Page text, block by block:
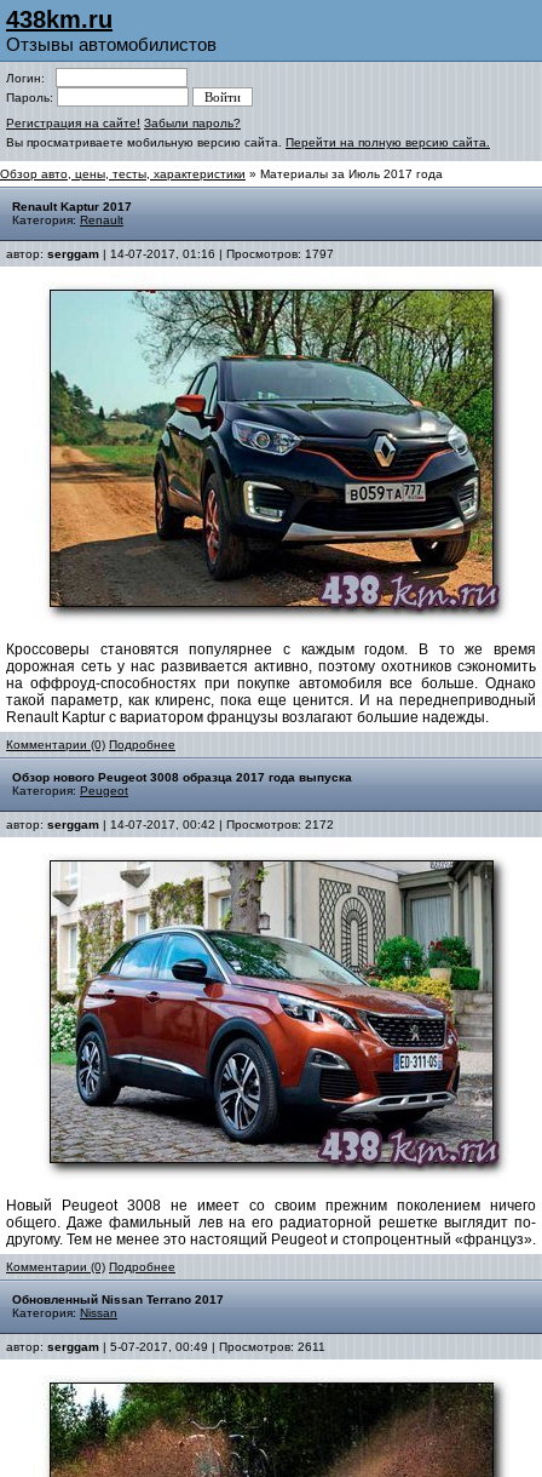
438km.ru
Отзывы автомобилистов
Логин:
Пароль:
Регистрация на сайте! Забыли пароль?
Вы просматриваете мобильную версию сайта. Перейти на полную версию сайта.
Обзор авто, цены, тесты, характеристики » Материалы за Июль 2017 года
Renault Kaptur 2017
Категория: Renault
автор: serggam | 14-07-2017, 01:16 | Просмотров: 1797
Кроссоверы становятся популярнее с каждым годом. В то же время
дорожная сеть у нас развивается активно, поэтому охотников сэкономить
на оффроуд-способностях при покупке автомобиля все больше. Однако
такой параметр, как клиренс, пока еще ценится. И на переднеприводный
Renault Kaptur с вариатором французы возлагают большие надежды.
Комментарии (0) Подробнее
Обзор нового Peugeot 3008 образца 2017 года выпуска
Категория: Peugeot
автор: serggam | 14-07-2017, 00:42 | Просмотров: 2172
Новый Peugeot 3008 не имеет со своим прежним поколением ничего
общего. Даже фамильный лев на его радиаторной решетке выглядит по-
другому. Тем не менее это настоящий Peugeot и стопроцентный «француз».
Комментарии (0) Подробнее
Обновленный Nissan Terrano 2017
Категория: Nissan
автор: serggam | 5-07-2017, 00:49 | Просмотров: 2611